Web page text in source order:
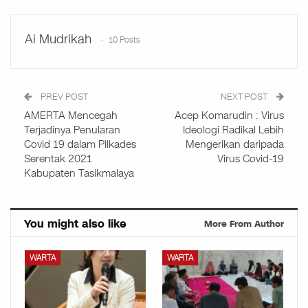
Ai Mudrikah 10 Posts
PREV POST
AMERTA Mencegah
Terjadinya Penularan
Covid 19 dalam Pilkades
Serentak 2021
Kabupaten Tasikmalaya
NEXT POST
Acep Komarudin : Virus
Ideologi Radikal Lebih
Mengerikan daripada
Virus Covid-19
You might also like More From Author
WARTA WARTA